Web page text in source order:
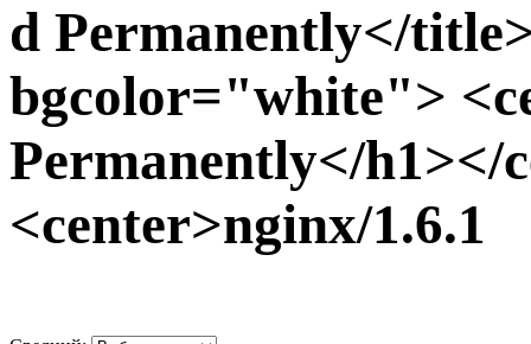
d Permanently</
bgcolor="white">
Permanently</h1></
<center>nginx/1.6.1